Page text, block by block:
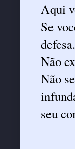
Aqui
Se
defesa.
Não
Não
seu